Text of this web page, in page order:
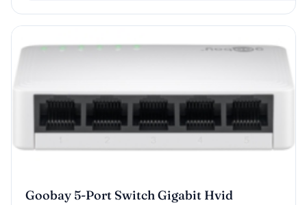
Goobay 5-Port Switch Gigabit Hvid